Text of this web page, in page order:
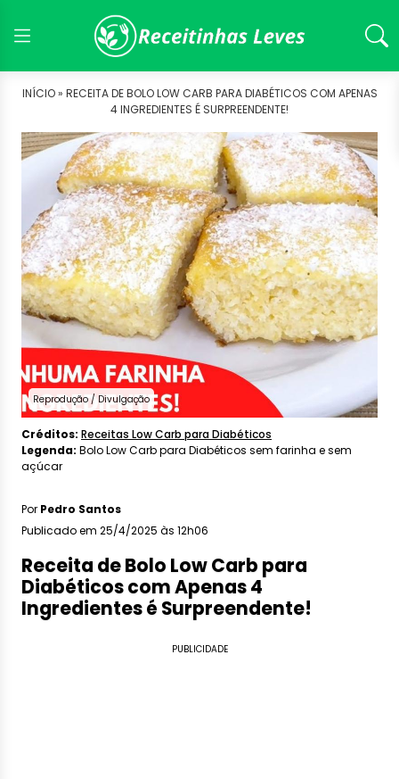
INÍCIO » RECEITA DE BOLO LOW CARB PARA DIABÉTICOS COM APENAS
4 INGREDIENTES É SURPREENDENTE!
Reprodução / Divulgação
Créditos: Receitas Low Carb para Diabéticos
Legenda: Bolo Low Carb para Diabéticos sem farinha e sem
açúcar
Por Pedro Santos
Publicado em 25/4/2025 às 12h06
Receita de Bolo Low Carb para
Diabéticos com Apenas 4
Ingredientes é Surpreendente!
PUBLICIDADE